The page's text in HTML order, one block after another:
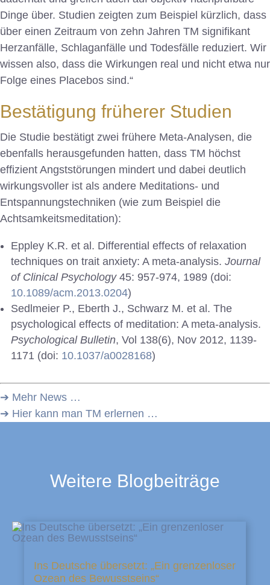
Dinge über. Studien zeigten zum Beispiel kürzlich, dass
über einen Zeitraum von zehn Jahren TM signifikant
Herzanfälle, Schlaganfälle und Todesfälle reduziert. Wir
wissen also, dass die Wirkungen real und nicht etwa nur
Folge eines Placebos sind.“
Bestätigung früherer Studien
Die Studie bestätigt zwei frühere Meta-Analysen, die
ebenfalls herausgefunden hatten, dass TM höchst
effizient Angststörungen mindert und dabei deutlich
wirkungsvoller ist als andere Meditations- und
Entspannungstechniken (wie zum Beispiel die
Achtsamkeitsmeditation):
Eppley K.R. et al. Differential effects of relaxation
techniques on trait anxiety: A meta-analysis. Journal
of Clinical Psychology45: 957-974, 1989 (doi:
10.1089/acm.2013.0204)
Sedlmeier P., Eberth J., Schwarz M. et al. The
psychological effects of meditation: A meta-analysis.
Psychological Bulletin, Vol 138(6), Nov 2012, 1139-
1171 (doi: 10.1037/a0028168)
➔ Mehr News …
➔ Hier kann man TM erlernen …
Weitere Blogbeiträge
Ins Deutsche übersetzt: „Ein grenzenloser
Ozean des Bewusstseins“